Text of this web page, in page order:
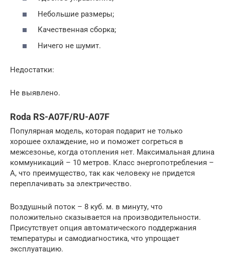
Небольшие размеры;
Качественная сборка;
Ничего не шумит.
Недостатки:
Не выявлено.
Roda RS-A07F/RU-A07F
Популярная модель, которая подарит не только
хорошее охлаждение, но и поможет согреться в
межсезонье, когда отопления нет. Максимальная длина
коммуникаций – 10 метров. Класс энергопотребления –
А, что преимущество, так как человеку не придется
переплачивать за электричество.
Воздушный поток – 8 куб. м. в минуту, что
положительно сказывается на производительности.
Присутствует опция автоматического поддержания
температуры и самодиагностика, что упрощает
эксплуатацию.